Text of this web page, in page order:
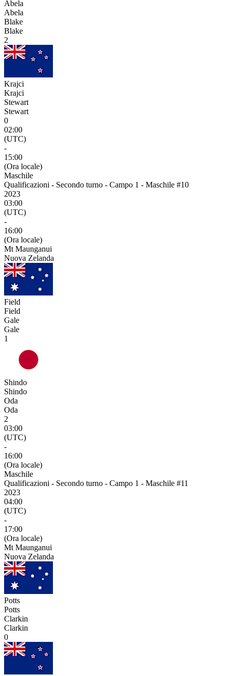
Abela
Abela
Blake
Blake
2
Krajci
Krajci
Stewart
Stewart
0
02:00
(UTC)
-
15:00
(Ora locale)
Maschile
Qualificazioni - Secondo turno - Campo 1 - Maschile #10
2023
03:00
(UTC)
-
16:00
(Ora locale)
Mt Maunganui
Nuova Zelanda
Field
Field
Gale
Gale
1
Shindo
Shindo
Oda
Oda
2
03:00
(UTC)
-
16:00
(Ora locale)
Maschile
Qualificazioni - Secondo turno - Campo 1 - Maschile #11
2023
04:00
(UTC)
-
17:00
(Ora locale)
Mt Maunganui
Nuova Zelanda
Potts
Potts
Clarkin
Clarkin
0